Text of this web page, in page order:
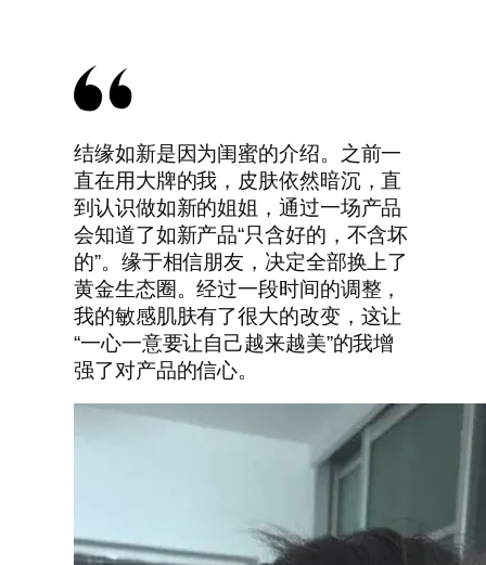
结缘如新是因为闺蜜的介绍。之前一
直在用大牌的我，皮肤依然暗沉，直
到认识做如新的姐姐，通过一场产品
会知道了如新产品“只含好的，不含坏
的”。缘于相信朋友，决定全部换上了
黄金生态圈。经过一段时间的调整，
我的敏感肌肤有了很大的改变，这让
“一心一意要让自己越来越美”的我增
强了对产品的信心。